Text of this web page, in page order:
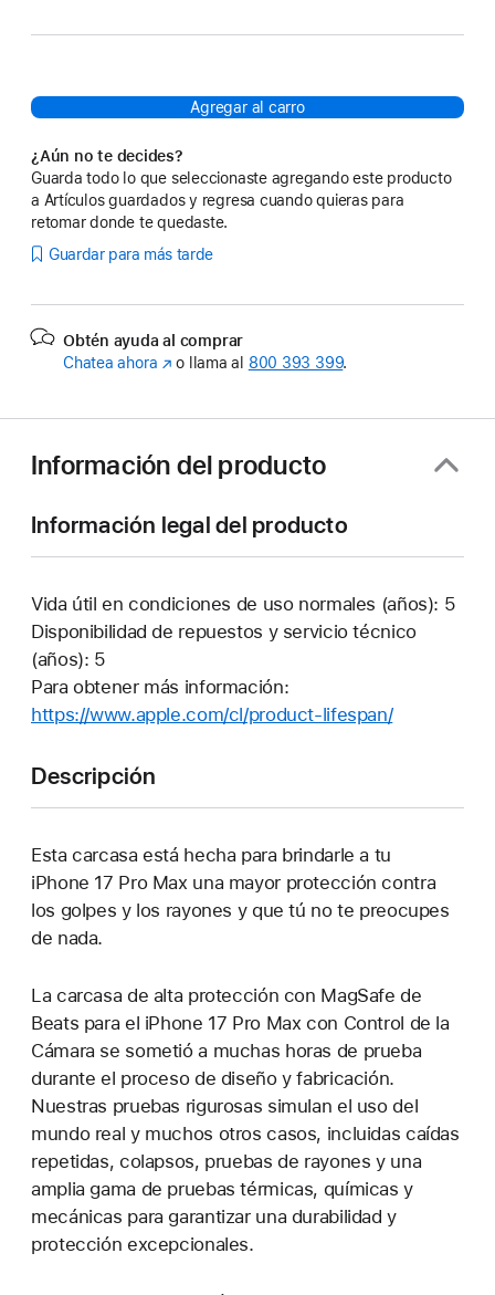
Agregar al carro
¿Aún no te decides?
Guarda todo lo que seleccionaste agregando este producto
a Artículos guardados y regresa cuando quieras para
retomar donde te quedaste.
Guardar para más tarde
Obtén ayuda al comprar
Chatea ahora (Se
nueva)
o llama al 800 393 399.
Información del producto
Información legal del producto
Vida útil en condiciones de uso normales (años): 5
Disponibilidad de repuestos y servicio técnico
(años): 5
Para obtener más información:
https://www.apple.com/cl/product-lifespan/(Se
Descripción
Esta carcasa está hecha para brindarle a tu
iPhone 17 Pro Max una mayor protección contra
los golpes y los rayones y que tú no te preocupes
de nada.
La carcasa de alta protección con MagSafe de
Beats para el iPhone 17 Pro Max con Control de la
Cámara se sometió a muchas horas de prueba
durante el proceso de diseño y fabricación.
Nuestras pruebas rigurosas simulan el uso del
mundo real y muchos otros casos, incluidas caídas
repetidas, colapsos, pruebas de rayones y una
amplia gama de pruebas térmicas, químicas y
mecánicas para garantizar una durabilidad y
protección excepcionales.